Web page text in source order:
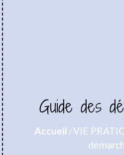
Guide des
Accueil /VIE